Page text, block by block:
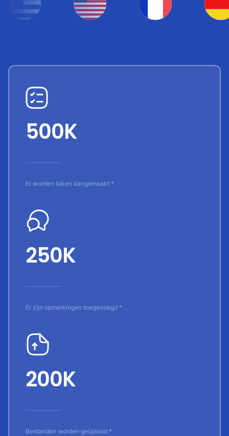
500K
Er worden taken aangemaakt *
250K
Er zijn opmerkingen toegevoegd *
200K
Bestanden worden geüpload *